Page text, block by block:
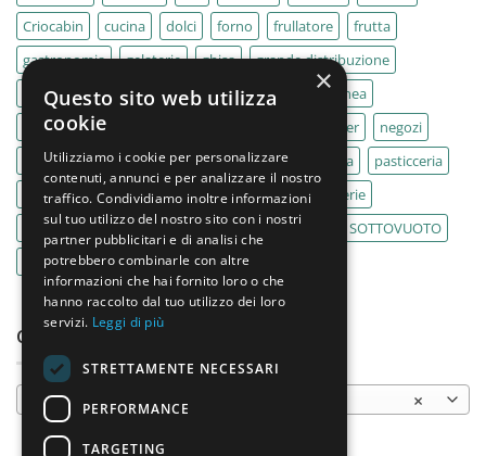
Criocabin
cucina dolci forno frullatore
frutta
gastronomia
gelaterie ghisa
grande distribuzione
IMPASTATRICE
impastatrici kebab
La Felsinea
MACELLERIA
mixer
negozi
Outlet
pane panifici panificio paninoteca
pasticceria
pasticcerie
pescherie pizza pizzeria
pizzerie
PLANETARIA
pub ristoranti ristorazione
SOTTOVUOTO
supermercati
tavole calde tostiere
CATEGORIE PRODOTTO
×
Armadi
×
Questo sito web utilizza
cookie
Utilizziamo i cookie per personalizzare
contenuti, annunci e per analizzare il nostro
traffico. Condividiamo inoltre informazioni
sul tuo utilizzo del nostro sito con i nostri
partner pubblicitari e di analisi che
potrebbero combinarle con altre
informazioni che hai fornito loro o che
hanno raccolto dal tuo utilizzo dei loro
servizi. Leggi di più
STRETTAMENTE NECESSARI
PERFORMANCE
TARGETING